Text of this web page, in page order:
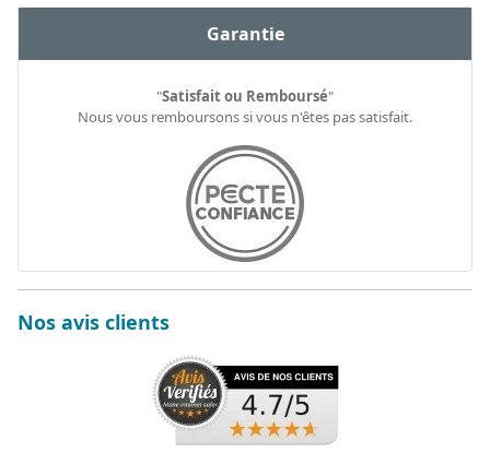
Garantie
"Satisfait ou Remboursé"
Nous vous remboursons si vous n'êtes pas satisfait.
Nos avis clients